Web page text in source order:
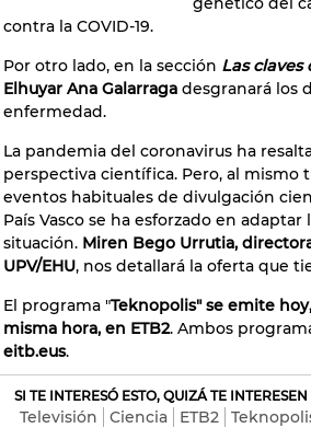
contra la COVID-19.
Por otro lado, en la sección Las claves
Elhuyar Ana Galarraga desgranará los
enfermedad.
La pandemia del coronavirus ha
perspectiva científica. Pero, al mismo
eventos habituales de divulgación
País Vasco se ha esforzado en
situación. Miren Bego Urrutia,
UPV/EHU, nos detallará la oferta que
El programa "Teknopolis" se emite hoy,
misma hora, en ETB2. Ambos
eitb.eus.
SI TE INTERESÓ ESTO, QUIZÁ TE
Televisión Ciencia ETB2